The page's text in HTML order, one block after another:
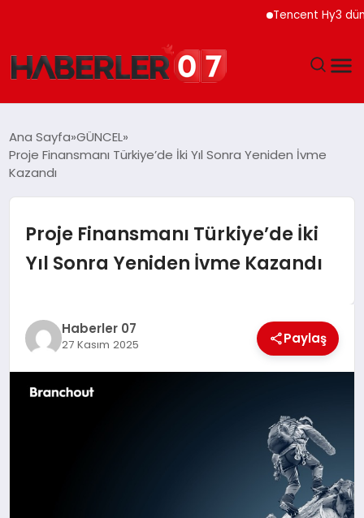
Tencent Hy3 dünya
EKONOMI
EĞITIM
MAGAZIN
Ana Sayfa GÜNCEL
Proje Finansmanı Türkiye’de İki Yıl Sonra Yeniden İvme
Kazandı
Proje Finansmanı Türkiye’de İki
Yıl Sonra Yeniden İvme Kazandı
Haberler 07
27 Kasım 2025 Paylaş